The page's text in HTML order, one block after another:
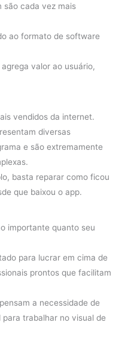
são cada vez mais
ao formato de software
valor ao usuário,
vendidos da internet.
diversas
e são extremamente
basta reparar como ficou
que baixou o app.
importante quanto seu
para lucrar em cima de
prontos que facilitam
a necessidade de
trabalhar no visual de